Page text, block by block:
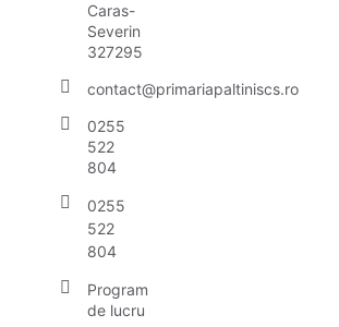
Caras-
Severin
327295
contact@primariapaltiniscs.ro
0255
522
804
0255
522
804
Program
de lucru